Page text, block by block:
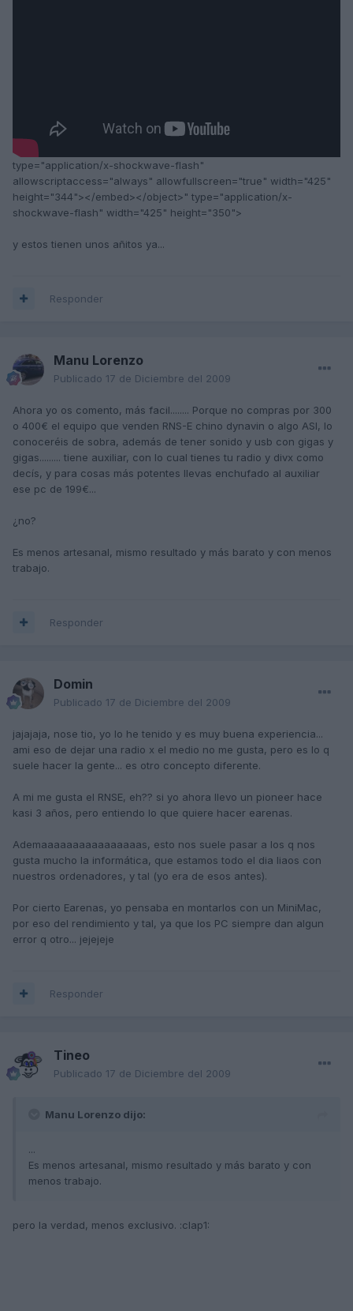
type="application/x-shockwave-flash"
allowscriptaccess="always" allowfullscreen="true" width="425"
height="344"></embed></object>" type="application/x-
shockwave-flash" width="425" height="350">
y estos tienen unos añitos ya...
Responder
Manu Lorenzo
Publicado 17 de Diciembre del 2009
Ahora yo os comento, más facil........ Porque no compras por 300
o 400€ el equipo que venden RNS-E chino dynavin o algo ASI, lo
conoceréis de sobra, además de tener sonido y usb con gigas y
gigas......... tiene auxiliar, con lo cual tienes tu radio y divx como
decís, y para cosas más potentes llevas enchufado al auxiliar
ese pc de 199€...
¿no?
Es menos artesanal, mismo resultado y más barato y con menos
trabajo.
Responder
Domin
Publicado 17 de Diciembre del 2009
jajajaja, nose tio, yo lo he tenido y es muy buena experiencia...
ami eso de dejar una radio x el medio no me gusta, pero es lo q
suele hacer la gente... es otro concepto diferente.
A mi me gusta el RNSE, eh?? si yo ahora llevo un pioneer hace
kasi 3 años, pero entiendo lo que quiere hacer earenas.
Ademaaaaaaaaaaaaaaaas, esto nos suele pasar a los q nos
gusta mucho la informática, que estamos todo el dia liaos con
nuestros ordenadores, y tal (yo era de esos antes).
Por cierto Earenas, yo pensaba en montarlos con un MiniMac,
por eso del rendimiento y tal, ya que los PC siempre dan algun
error q otro... jejejeje
Responder
Tineo
Publicado 17 de Diciembre del 2009
Manu Lorenzo dijo:
...
Es menos artesanal, mismo resultado y más barato y con
menos trabajo.
pero la verdad, menos exclusivo. :clap1: